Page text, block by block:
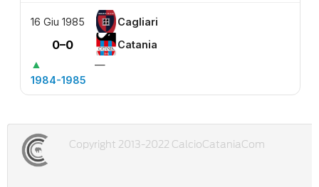
16 Giu 1985 Cagliari
0–0 Catania
▲
—
1984-1985
Copyright 2013-2022 CalcioCataniaCom